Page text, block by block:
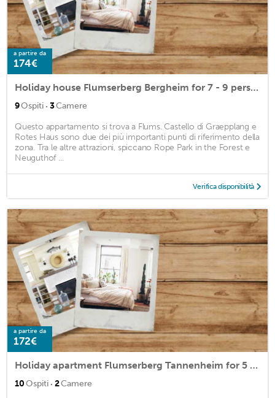
a partire da
174€
Holiday house Flumserberg Bergheim for 7 - 9 persons with 3 bedrooms - Farmhouse
9Ospiti · 3Camere
Questo appartamento si trova a Flums. Castello di Graepplang e
Rotes Haus sono due dei più importanti punti di riferimento della
zona. Tra le altre attrazioni, spiccano Rope Park in the Forest e
Neuguthof ...
Verifica disponibilità
a partire da
172€
Holiday apartment Flumserberg Tannenheim for 5 - 10 persons with 2 bedrooms - Holiday house
10Ospiti · 2Camere